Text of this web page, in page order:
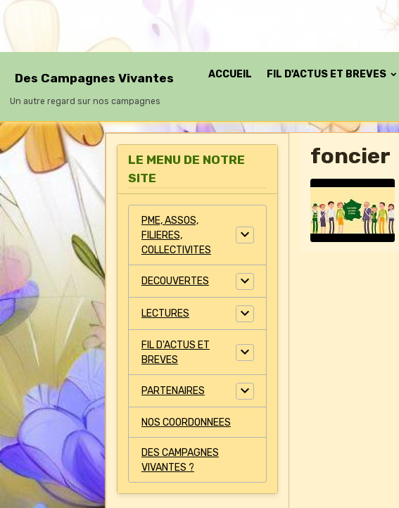
Des Campagnes Vivantes
Un autre regard sur nos campagnes
ACCUEIL FIL D'ACTUS ET BREVES
foncier
LE MENU DE NOTRE
SITE
PME, ASSOS,
FILIERES,
COLLECTIVITES
DECOUVERTES
LECTURES
FIL D'ACTUS ET
BREVES
PARTENAIRES
NOS COORDONNEES
DES CAMPAGNES
VIVANTES ?